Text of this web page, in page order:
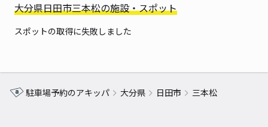
大分県日田市三本松の施設・スポット
スポットの取得に失敗しました
駐車場予約のアキッパ 大分県 日田市 三本松